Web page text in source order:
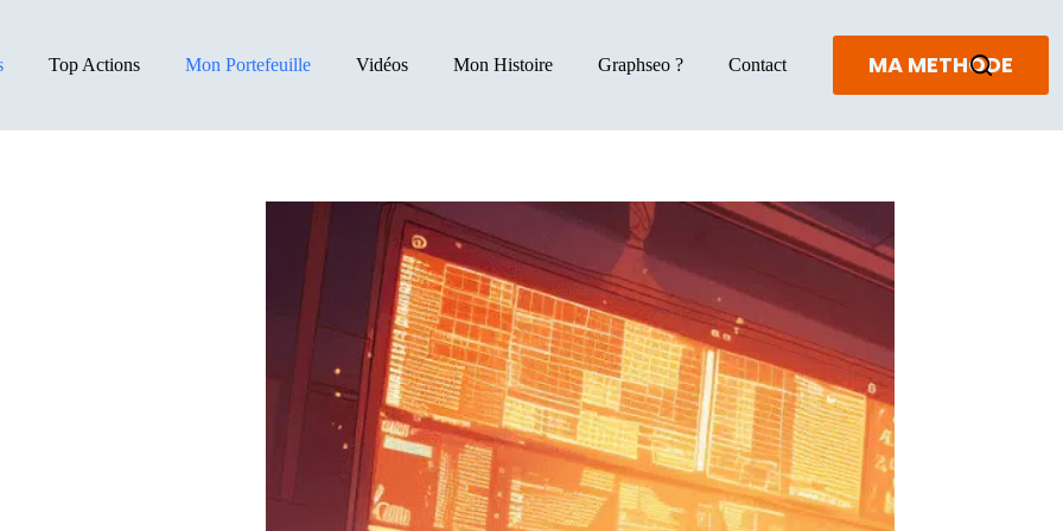
Top Actions Mon Portefeuille Vidéos Mon Histoire Graphseo ? Contact MA METHODE